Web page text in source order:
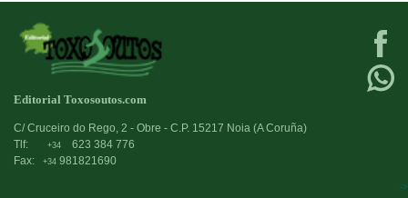
Editorial Toxosoutos.com
C/ Cruceiro do Rego, 2 - Obre - C.P. 15217 Noia (A Coruña)
Tlf:
+34
623 384 776
Fax:
+34 981821690
->